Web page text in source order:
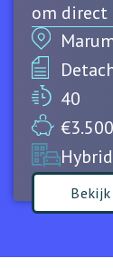
om direct
40